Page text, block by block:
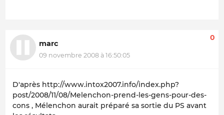
marc
09 novembre 2008 à 16:50:05
0
D'après http://www.intox2007.info/index.php?
post/2008/11/08/Melenchon-prend-les-gens-pour-des-
cons , Mélenchon aurait préparé sa sortie du PS avant